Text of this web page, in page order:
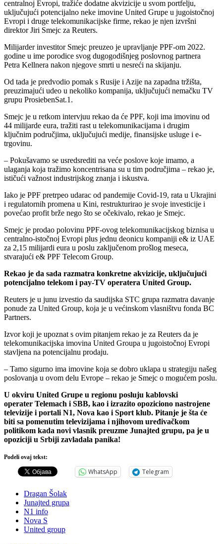
centralnoj Evropi, tražiće dodatne akvizicije u svom portfelju,
uključujući potencijalno neke imovine United Grupe u jugoistočnoj
Evropi i druge telekomunikacijske firme, rekao je njen izvršni
direktor Jiri Smejc za Reuters.
Milijarder investitor Smejc preuzeo je upravljanje PPF-om 2022.
godine u ime porodice svog dugogodišnjeg poslovnog partnera
Petra Kellnera nakon njegove smrti u nesreći na skijanju.
Od tada je predvodio pomak s Rusije i Azije na zapadna tržišta,
preuzimajući udeo u nekoliko kompanija, uključujući nemačku TV
grupu ProsiebenSat.1.
Smejc je u retkom intervjuu rekao da će PPF, koji ima imovinu od
44 milijarde eura, tražiti rast u telekomunikacijama i drugim
ključnim područjima, uključujući medije, finansijske usluge i e-
trgovinu.
– Pokušavamo se usredsrediti na veće poslove koje imamo, a
ulaganja koja tražimo koncentrisana su u tim područjima – rekao je,
ističući važnost industrijskog znanja i iskustva.
Iako je PPF pretrpeo udarac od pandemije Covid-19, rata u Ukrajini
i regulatornih promena u Kini, restrukturirao je svoje investicije i
povećao profit brže nego što se očekivalo, rekao je Smejc.
Smejc je prodao polovinu PPF-ovog telekomunikacijskog biznisa u
centralno-istočnoj Evropi plus jednu deonicu kompaniji e& iz UAE
za 2,15 milijardi eura u poslu zaključenom prošlog meseca,
stvarajući e& PPF Telecom Group.
Rekao je da sada razmatra konkretne akvizicije, uključujući
potencijalno telekom i pay-TV operatera United Group.
Reuters je u junu izvestio da saudijska STC grupa razmatra davanje
ponude za United Group, koja je u većinskom vlasništvu fonda BC
Partners.
Izvor koji je upoznat s ovim pitanjem rekao je za Reuters da je
telekomunikacijska imovina United Groupa u jugoistočnoj Evropi
stavljena na potencijalnu prodaju.
– Tamo sigurno ima imovine koja se dobro uklapa u strategiju našeg
poslovanja u ovom delu Evrope – rekao je Smejc o mogućem poslu.
U okviru United Grupe u regionu posluju kablovski
operater Telemach i SBB, kao i izrazito opoziciono nastrojene
televizije i portali N1, Nova kao i Sport klub. Pitanje je šta će
biti sa pomenutim televizijama i njihovom uređivačkom
politikom kada novi vlasnik preuzme Junajted grupu, pa je u
opoziciji u Srbiji zavladala panika!
Podeli ovaj tekst:
WhatsApp Telegram
Dragan Šolak
Junajted grupa
N1 info
Nova S
United group